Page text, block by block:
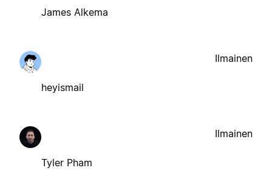
James Alkema
heyismail
Ilmainen
Tyler Pham
Ilmainen